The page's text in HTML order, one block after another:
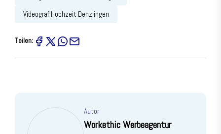
Videograf Hochzeit Denzlingen
Teilen:
Autor
Workethic Werbeagentur